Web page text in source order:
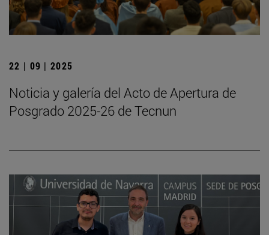
22 | 09 | 2025
Noticia y galería del Acto de Apertura de
Posgrado 2025-26 de Tecnun